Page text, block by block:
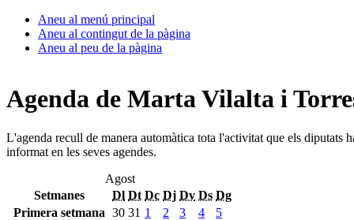
Aneu al menú principal
Aneu al contingut de la pàgina
Aneu al peu de la pàgina
Agenda de Marta Vilalta i
L'agenda recull de manera automàtica tota l'activitat que els diputats
informat en les seves agendes.
Agost
Setmanes
Dl Dt Dc Dj Dv Ds Dg
Primera setmana 30 31 1 2 3 4
5